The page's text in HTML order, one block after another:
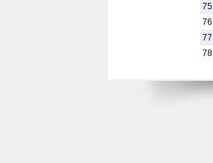
75
76
77
78